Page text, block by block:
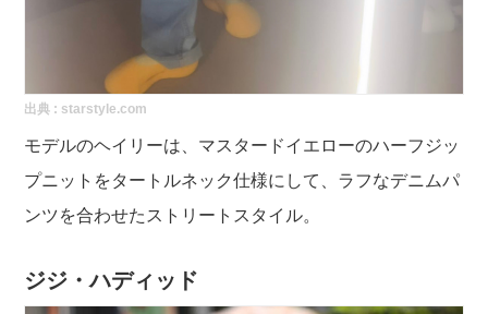
出典 : starstyle.com
モデルのヘイリーは、マスタードイエローのハーフジッ
プニットをタートルネック仕様にして、ラフなデニムパ
ンツを合わせたストリートスタイル。
ジジ・ハディッド